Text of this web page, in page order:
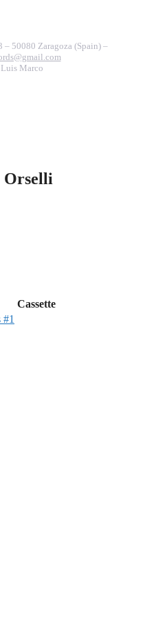
– 50080 Zaragoza (Spain) –
Marco
Cassette